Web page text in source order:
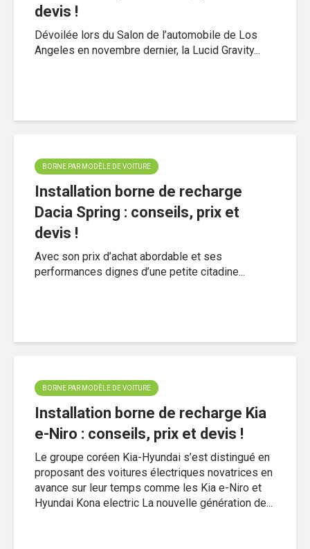
devis !
Dévoilée lors du Salon de l’automobile de Los
Angeles en novembre dernier, la Lucid Gravity...
BORNE PAR MODÈLE DE VOITURE
Installation borne de recharge
Dacia Spring : conseils, prix et
devis !
Avec son prix d’achat abordable et ses
performances dignes d’une petite citadine...
BORNE PAR MODÈLE DE VOITURE
Installation borne de recharge Kia
e-Niro : conseils, prix et devis !
Le groupe coréen Kia-Hyundai s’est distingué en
proposant des voitures électriques novatrices en
avance sur leur temps comme les Kia e-Niro et
Hyundai Kona electric La nouvelle génération de...